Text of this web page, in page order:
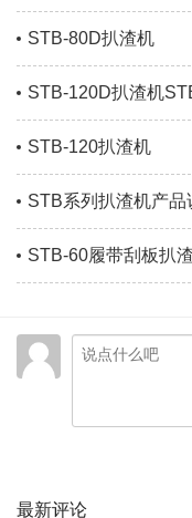
STB-80D扒渣机
STB-120D扒渣机
STB-120扒渣机
STB系列扒渣机产品
STB-60履带刮板扒
最新评论